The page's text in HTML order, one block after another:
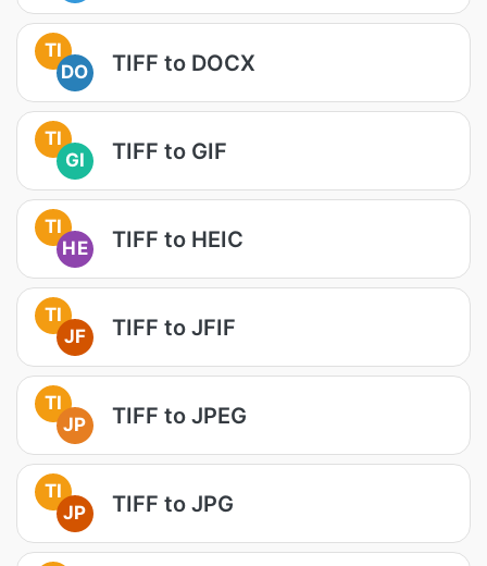
TI
DO
TIFF to DOCX
TI
GI
TIFF to GIF
TI
HE
TIFF to HEIC
TI
JF
TIFF to JFIF
TI
JP
TIFF to JPEG
TI
JP
TIFF to JPG